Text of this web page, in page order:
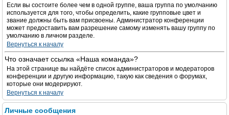
Если вы состоите более чем в одной группе, ваша группа по умолчанию
используется для того, чтобы определить, какие групповые цвет и
звание должны быть вам присвоены. Администратор конференции
может предоставить вам разрешение самому изменять вашу группу по
умолчанию в личном разделе.
Вернуться к началу
Что означает ссылка «Наша команда»?
На этой странице вы найдёте список администраторов и модераторов
конференции и другую информацию, такую как сведения о форумах,
которые они модерируют.
Вернуться к началу
Личные сообщения